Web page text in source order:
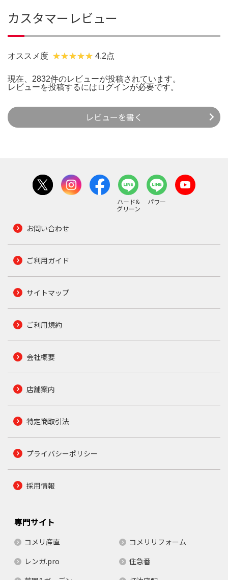
カスタマーレビュー
オススメ度 4.2点
現在、2832件のレビューが投稿されています。
レビューを投稿するには ログインが必要です。
レビューを書く
ハード&
グリーン
パワー
お問い合わせ
ご利用ガイド
サイトマップ
ご利用規約
会社概要
店舗案内
特定商取引法
プライバシーポリシー
採用情報
専門サイト
コメリ産直
コメリリフォーム
レンガ.pro
住急番